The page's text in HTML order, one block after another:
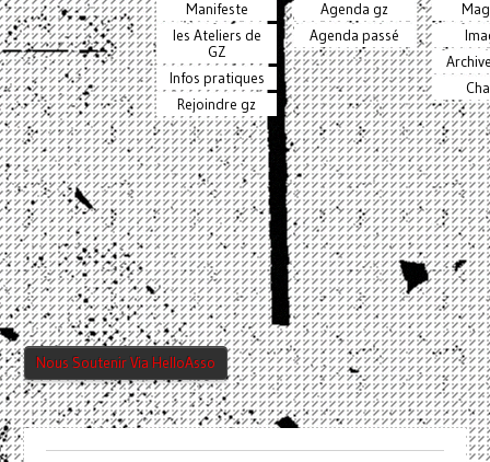
Manifeste
les Ateliers de
GZ
Infos pratiques
Rejoindre gz
Agenda gz
Agenda passé
Nous Soutenir Via HelloAsso